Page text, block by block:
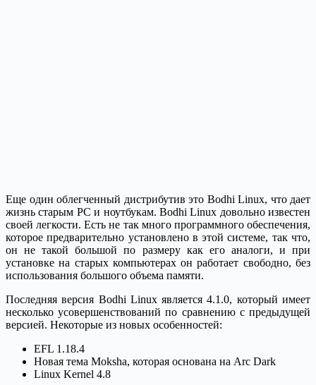
Еще один облегченный дистрибутив это Bodhi Linux, что дает
жизнь старым PC и ноутбукам. Bodhi Linux довольно известен
своей легкости. Есть не так много программного обеспечения,
которое предварительно установлено в этой системе, так что,
он не такой большой по размеру как его аналоги, и при
установке на старых компьютерах он работает свободно, без
использования большого объема памяти.
Последняя версия Bodhi Linux является 4.1.0, который имеет
несколько усовершенствований по сравнению с предыдущей
версией. Некоторые из новых особенностей:
EFL 1.18.4
Новая тема Moksha, которая основана на Arc Dark
Linux Kernel 4.8